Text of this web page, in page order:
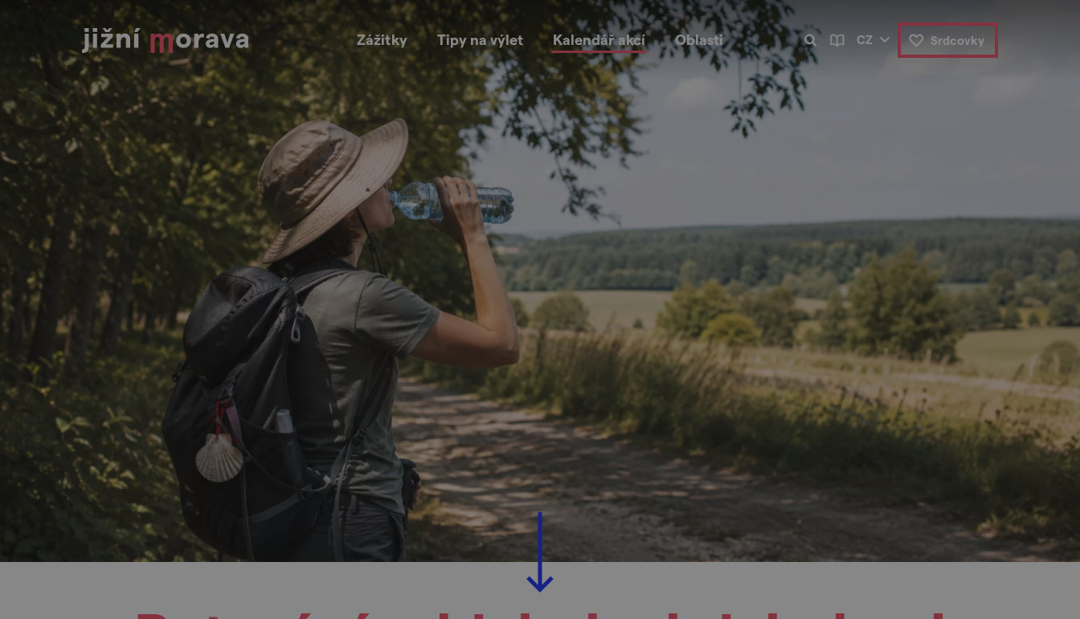
Zážitky Tipy na výlet Kalendář akcí Oblasti CZ Srdcovky